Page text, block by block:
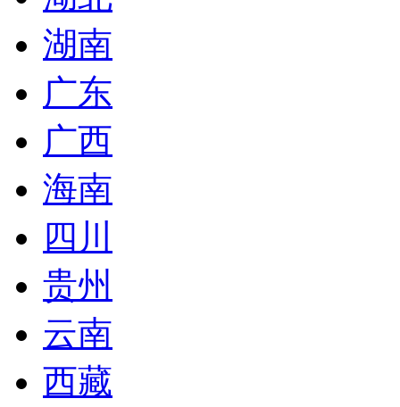
湖南
广东
广西
海南
四川
贵州
云南
西藏